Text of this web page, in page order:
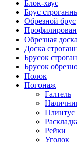
Блок-хаус
Брус
Обрезной брус
Обрезная доска
Доска
Брусок
Брусок
Полок
Погонаж
Галтель
Плинтус
Рейки
Уголок